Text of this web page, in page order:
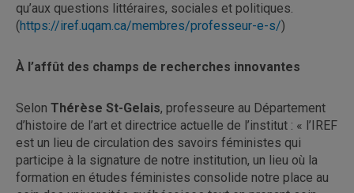
qu’aux questions littéraires, sociales et politiques.
(https://iref.uqam.ca/membres/professeur-e-s/)
À l’affût des champs de recherches innovantes
Selon Thérèse St-Gelais, professeure au Département
d’histoire de l’art et directrice actuelle de l’institut : « l’IREF
est un lieu de circulation des savoirs féministes qui
participe à la signature de notre institution, un lieu où la
formation en études féministes consolide notre place au